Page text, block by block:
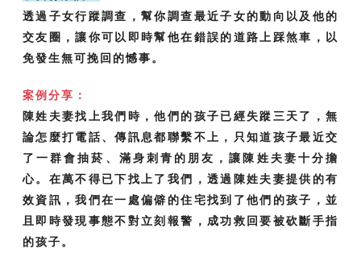
透過子女行蹤調查，幫你調查最近子女的動向以及他的
交友圈，讓你可以即時幫他在錯誤的道路上踩煞車，以
免發生無可挽回的憾事。
案例分享：
陳姓夫妻找上我們時，他們的孩子已經失蹤三天了，無
論怎麼打電話、傳訊息都聯繫不上，只知道孩子最近交
了一群會抽菸、滿身刺青的朋友，讓陳姓夫妻十分擔
心。在萬不得已下找上了我們，透過陳姓夫妻提供的有
效資訊，我們在一處偏僻的住宅找到了他們的孩子，並
且即時發現事態不對立刻報警，成功救回要被砍斷手指
的孩子。